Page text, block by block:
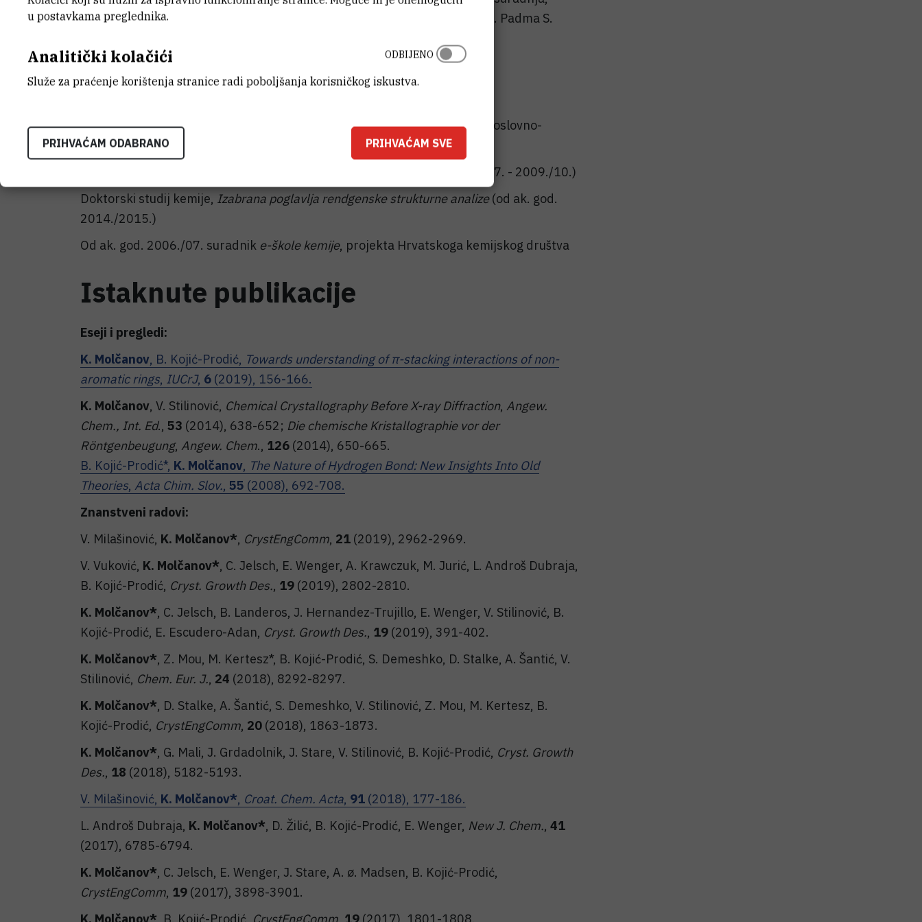
2006.-2008., voditelji: dr. sc. Biserka Kojić-Prodić (Hrvatska) i prof. dr. sc. Padma S.
Nastava
2006.-2007.. vanjski suradnik, Zavod za opću i anorgansku kemiju Prirodoslovno-
matematičkoga fakulteta Sveučilišta u Zagrebu:
(ak. god. 2006./07. - 2009./10.)
Doktorski studij kemije, Izabrana poglavlja rendgenske strukturne analize(od ak. god.
2014./2015.)
Od ak. god. 2006./07. suradnik e-škole kemije, projekta Hrvatskoga kemijskog društva
Istaknute publikacije
Eseji i pregledi:
K. Molčanov, B. Kojić-Prodić, Towards understanding of π-stacking interactions of non-
aromatic rings, IUCrJ, 6 (2019), 156-166.
K. Molčanov, V. Stilinović, Chemical Crystallography Before X-ray Diffraction, Angew.
Chem., Int. Ed., 53 (2014), 638-652; Die chemische Kristallographie vor der
Röntgenbeugung, Angew. Chem., 126 (2014), 650-665.
B. Kojić-Prodić*, K. Molčanov, The Nature of Hydrogen Bond: New Insights Into Old
Theories, Acta Chim. Slov., 55 (2008), 692-708.
Znanstveni radovi:
V. Milašinović, K. Molčanov*, CrystEngComm, 21 (2019), 2962-2969.
V. Vuković, K. Molčanov*, C. Jelsch, E. Wenger, A. Krawczuk, M. Jurić, L. Androš Dubraja,
B. Kojić-Prodić, Cryst. Growth Des., 19 (2019), 2802-2810.
K. Molčanov*, C. Jelsch, B. Landeros, J. Hernandez-Trujillo, E. Wenger, V. Stilinović, B.
Kojić-Prodić, E. Escudero-Adan, Cryst. Growth Des., 19 (2019), 391-402.
K. Molčanov*, Z. Mou, M. Kertesz*, B. Kojić-Prodić, S. Demeshko, D. Stalke, A. Šantić, V.
Stilinović, Chem. Eur. J., 24 (2018), 8292-8297.
K. Molčanov*, D. Stalke, A. Šantić, S. Demeshko, V. Stilinović, Z. Mou, M. Kertesz, B.
Kojić-Prodić, CrystEngComm, 20 (2018), 1863-1873.
K. Molčanov*, G. Mali, J. Grdadolnik, J. Stare, V. Stilinović, B. Kojić-Prodić, Cryst. Growth
Des., 18 (2018), 5182-5193.
V. Milašinović, K. Molčanov*, Croat. Chem. Acta, 91 (2018), 177-186.
L. Androš Dubraja, K. Molčanov*, D. Žilić, B. Kojić-Prodić, E. Wenger, New J. Chem., 41
(2017), 6785-6794.
K. Molčanov*, C. Jelsch, E. Wenger, J. Stare, A. ø. Madsen, B. Kojić-Prodić,
CrystEngComm, 19 (2017), 3898-3901.
u postavkama preglednika.
Analitički kolačići
Služe za praćenje korištenja stranice radi poboljšanja korisničkog iskustva.
ODBIJENO
PRIHVAĆAM ODABRANO PRIHVAĆAM SVE